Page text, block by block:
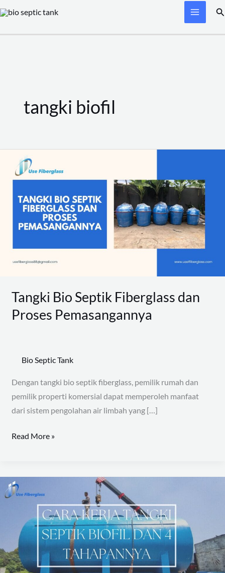
Skip
content
tangki biofil
Tangki Bio Septik Fiberglass dan
Proses Pemasangannya
Bio Septic Tank
Dengan tangki bio septik fiberglass, pemilik rumah dan
pemilik properti komersial dapat memperoleh manfaat
dari sistem pengolahan air limbah yang […]
Tangki
Bio
Fiberglass
dan
Proses
Read More »
Cara
Kerja
Septik
Biofil
dan
4